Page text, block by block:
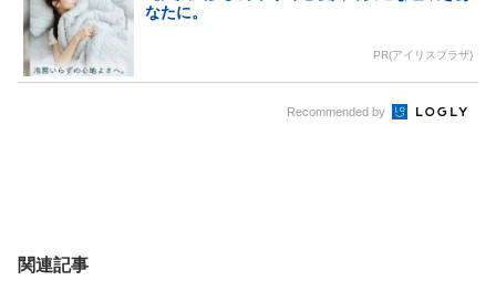
なたに。
PR(アイリスプラザ)
Recommended by
関連記事